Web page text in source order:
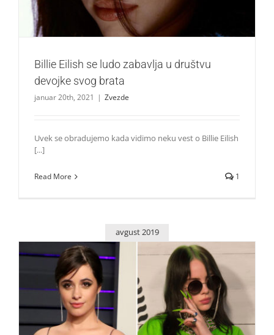
Billie Eilish se ludo zabavlja u društvu
devojke svog brata
januar 20th, 2021 | Zvezde
Uvek se obradujemo kada vidimo neku vest o Billie Eilish
[...]
Read More 1
avgust 2019
Sofia Cabello, sestra Camile Cabello obožava Billie Eilish
Zvezde